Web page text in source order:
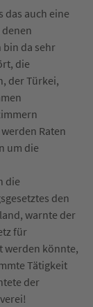
das auch eine
da sehr
die
der Türkei,
Raten
um die
die
den
warnte der
für
werden könnte,
Tätigkeit
der